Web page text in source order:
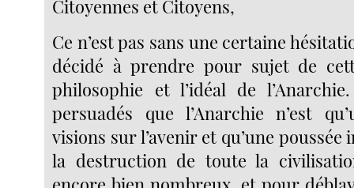
Citoyennes et Citoyens,
Ce n’est pas sans une certaine
décidé à prendre pour sujet de
philosophie et l’idéal de
persuadés que l’Anarchie n’est
visions sur l’avenir et qu’une poussée
la destruction de toute la